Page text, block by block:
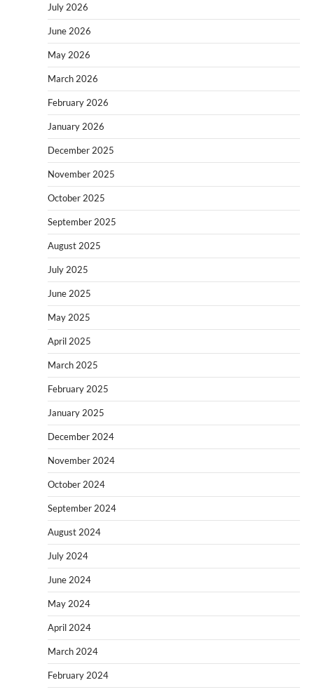
July 2026
June 2026
May 2026
March 2026
February 2026
January 2026
December 2025
November 2025
October 2025
September 2025
August 2025
July 2025
June 2025
May 2025
April 2025
March 2025
February 2025
January 2025
December 2024
November 2024
October 2024
September 2024
August 2024
July 2024
June 2024
May 2024
April 2024
March 2024
February 2024